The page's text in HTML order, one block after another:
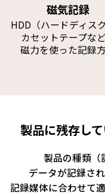
磁気記録
HDD（ハードディスク
カセットテープなど
磁力を使った記録
製品に残存し
製品の種類（
データが記録さ
記録媒体に合わせて